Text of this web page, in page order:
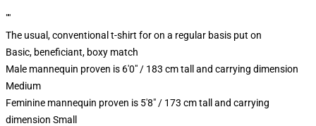
""
The usual, conventional t-shirt for on a regular basis put on
Basic, beneficiant, boxy match
Male mannequin proven is 6'0" / 183 cm tall and carrying dimension
Medium
Feminine mannequin proven is 5'8" / 173 cm tall and carrying
dimension Small